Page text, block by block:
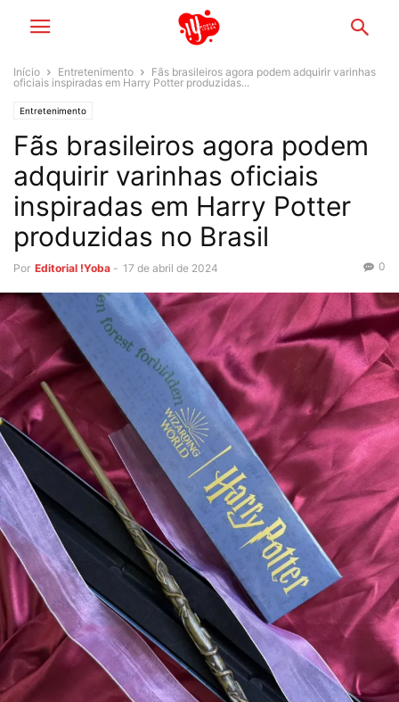
Início Entretenimento
Fãs brasileiros agora podem adquirir varinhas
oficiais inspiradas em Harry Potter produzidas...
Entretenimento
Fãs brasileiros agora podem
adquirir varinhas oficiais
inspiradas em Harry Potter
produzidas no Brasil
Por Editorial !Yoba - 17 de abril de 2024 0